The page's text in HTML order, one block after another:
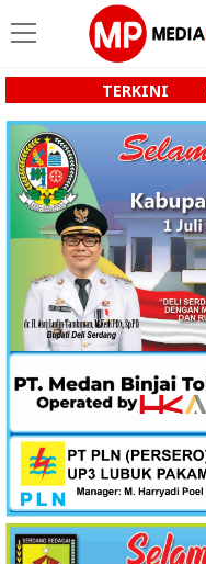
TERKINI